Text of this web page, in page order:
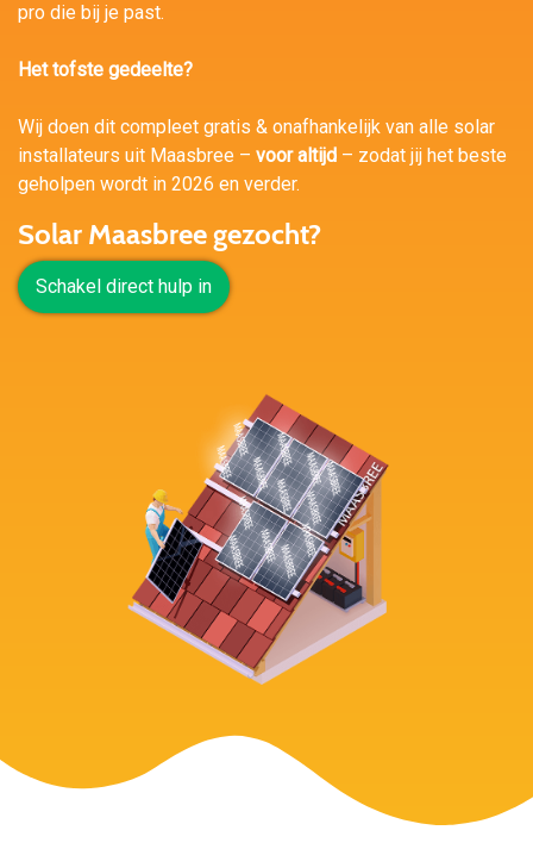
pro die bij je past.
Het tofste gedeelte?
Wij doen dit compleet gratis & onafhankelijk van alle solar
installateurs uit Maasbree – voor altijd – zodat jij het beste
geholpen wordt in 2026 en verder.
Solar Maasbree gezocht?
Schakel direct hulp in